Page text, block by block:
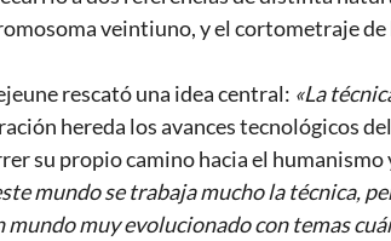
veintiuno, y el cortometraje
rescató una idea central: «La
hereda los avances tecnológicos
su propio camino hacia el humanismo
mundo se trabaja mucho la técnica,
mundo muy evolucionado con temas